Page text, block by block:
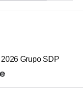
2026 Grupo SDP